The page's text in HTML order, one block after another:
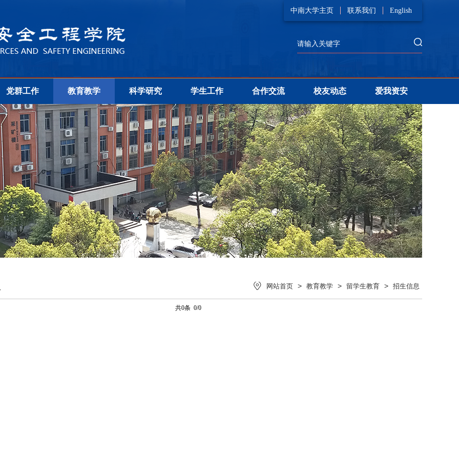
中南大学主页 联系我们 English
党群工作 教育教学 科学研究 学生工作 合作交流 校友动态 爱我资安
网站首页 > 教育教学 > 留学生教育 > 招生信息
共0条 0/0